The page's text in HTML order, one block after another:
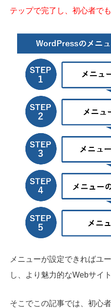
テップで完了し、初心者で
メニューが設定できればユ
し、より魅力的なWebサイ
そこでこの記事では、初心